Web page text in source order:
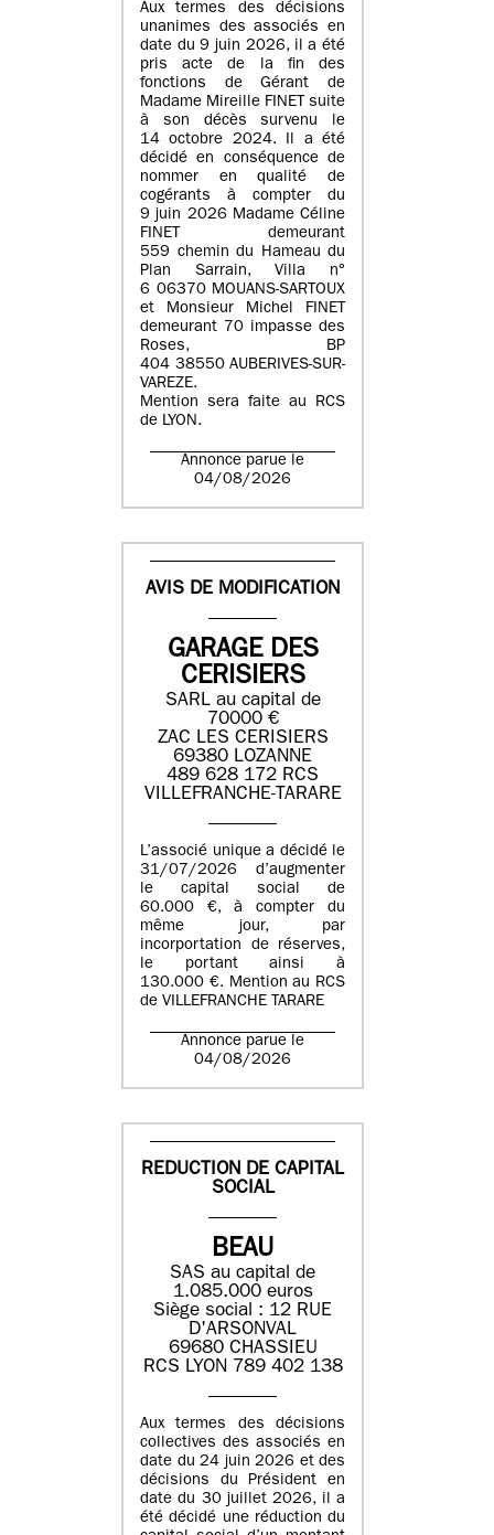
Aux termes des décisions
unanimes des associés en
date du 9 juin 2026, il a été
pris acte de la fin des
fonctions de Gérant de
Madame Mireille FINET suite
à son décès survenu le
14 octobre 2024. Il a été
décidé en conséquence de
nommer en qualité de
cogérants à compter du
9 juin 2026 Madame Céline
FINET demeurant
559 chemin du Hameau du
Plan Sarrain, Villa n°
6 06370 MOUANS-SARTOUX
et Monsieur Michel FINET
demeurant 70 impasse des
Roses, BP
404 38550 AUBERIVES-SUR-
VAREZE.
Mention sera faite au RCS
de LYON.
Annonce parue le
04/08/2026
AVIS DE MODIFICATION
GARAGE DES
CERISIERS
SARL au capital de
70000 €
ZAC LES CERISIERS
69380 LOZANNE
489 628 172 RCS
VILLEFRANCHE-TARARE
L’associé unique a décidé le
31/07/2026 d’augmenter
le capital social de
60.000 €, à compter du
même jour, par
incorportation de réserves,
le portant ainsi à
130.000 €. Mention au RCS
de VILLEFRANCHE TARARE
Annonce parue le
04/08/2026
REDUCTION DE CAPITAL
SOCIAL
BEAU
SAS au capital de
1.085.000 euros
Siège social : 12 RUE
D'ARSONVAL
69680 CHASSIEU
RCS LYON 789 402 138
Aux termes des décisions
collectives des associés en
date du 24 juin 2026 et des
décisions du Président en
date du 30 juillet 2026, il a
été décidé une réduction du